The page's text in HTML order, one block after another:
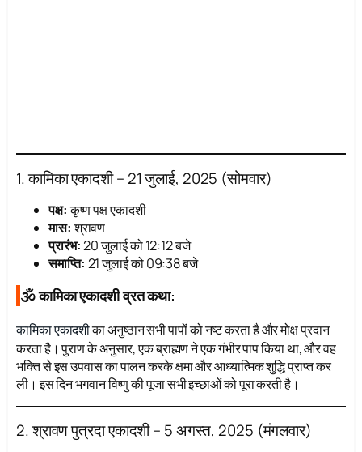
1. कामिका एकादशी – 21 जुलाई, 2025 (सोमवार)
पक्ष:कृष्ण पक्ष एकादशी
मास:श्रावण
प्रारंभ:20 जुलाई को 12:12 बजे
समाप्ति: 21 जुलाई को 09:38 बजे
🕉 कामिका एकादशी व्रत कथा:
कामिका एकादशीका अनुष्ठान सभी पापों को नष्ट करता है और मोक्ष प्रदान
करता है। पुराण के अनुसार, एक ब्राह्मण ने एक गंभीर पाप किया था, और वह
भक्ति से इस उपवास का पालन करके क्षमा और आध्यात्मिक शुद्धि प्राप्त कर
ली। इस दिन भगवान विष्णु की पूजा सभी इच्छाओं को पूरा करती है।
2. श्रावण पुत्रदा एकादशी – 5 अगस्त, 2025 (मंगलवार)